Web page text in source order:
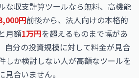
な収支計算ツールなら無料、高機能
円前後から、法人向けの本格的
月額1万円を超えるものまで幅があ
自分の投資規模に対して料金が見合
しか検討しない人が高額なツールを
合いません。